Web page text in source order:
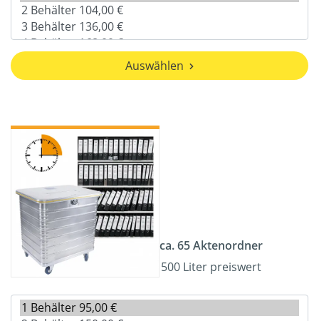
Auswählen
ca. 65 Aktenordner
500 Liter preiswert